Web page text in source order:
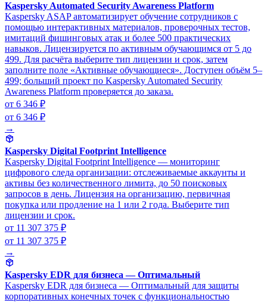
Kaspersky Automated Security Awareness Platform
Kaspersky ASAP автоматизирует обучение сотрудников с
помощью интерактивных материалов, проверочных тестов,
имитаций фишинговых атак и более 500 практических
навыков. Лицензируется по активным обучающимся от 5 до
499. Для расчёта выберите тип лицензии и срок, затем
заполните поле «Активные обучающиеся». Доступен объём 5–
499; больший проект по Kaspersky Automated Security
Awareness Platform проверяется до заказа.
от 6 346 ₽
от 6 346 ₽
→
Kaspersky Digital Footprint Intelligence
Kaspersky Digital Footprint Intelligence — мониторинг
цифрового следа организации: отслеживаемые аккаунты и
активы без количественного лимита, до 50 поисковых
запросов в день. Лицензия на организацию, первичная
покупка или продление на 1 или 2 года. Выберите тип
лицензии и срок.
от 11 307 375 ₽
от 11 307 375 ₽
→
Kaspersky EDR для бизнеса — Оптимальный
Kaspersky EDR для бизнеса — Оптимальный для защиты
корпоративных конечных точек с функциональностью